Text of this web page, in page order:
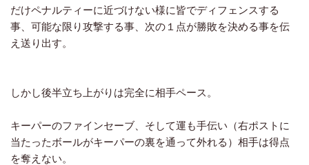
だけペナルティーに近づけない様に皆でディフェンスする
事、可能な限り攻撃する事、次の１点が勝敗を決める事を伝
え送り出す。
しかし後半立ち上がりは完全に相手ペース。
キーパーのファインセーブ、そして運も手伝い（右ポストに
当たったボールがキーパーの裏を通って外れる）相手は得点
を奪えない。